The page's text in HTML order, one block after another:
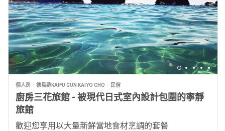
個人房 德島縣KAIFU GUN KAIYO CHO 民宿
廚房三花旅館 - 被現代日式室內設計包圍的寧靜
旅館
歡迎您享用以大量新鮮當地食材烹調的套餐